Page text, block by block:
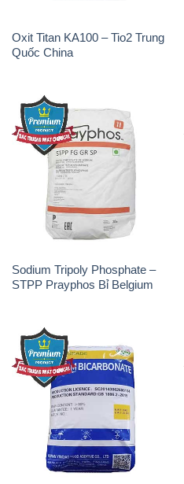
Oxit Titan KA100 – Tio2 Trung
Quốc China
Sodium Tripoly Phosphate –
STPP Prayphos Bỉ Belgium